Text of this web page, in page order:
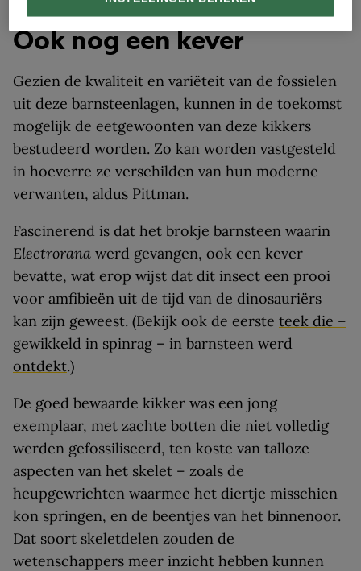
Ook nog een kever
Gezien de kwaliteit en variëteit van de fossielen
uit deze barnsteenlagen, kunnen in de toekomst
mogelijk de eetgewoonten van deze kikkers
bestudeerd worden. Zo kan worden vastgesteld
in hoeverre ze verschilden van hun moderne
verwanten, aldus Pittman.
Fascinerend is dat het brokje barnsteen waarin
Electrorana werd gevangen, ook een kever
bevatte, wat erop wijst dat dit insect een prooi
voor amfibieën uit de tijd van de dinosauriërs
kan zijn geweest. (Bekijk ook de eerste teek die –
gewikkeld in spinrag – in barnsteen werd
ontdekt.)
De goed bewaarde kikker was een jong
exemplaar, met zachte botten die niet volledig
werden gefossiliseerd, ten koste van talloze
aspecten van het skelet – zoals de
heupgewrichten waarmee het diertje misschien
kon springen, en de beentjes van het binnenoor.
Dat soort skeletdelen zouden de
wetenschappers meer inzicht hebben kunnen